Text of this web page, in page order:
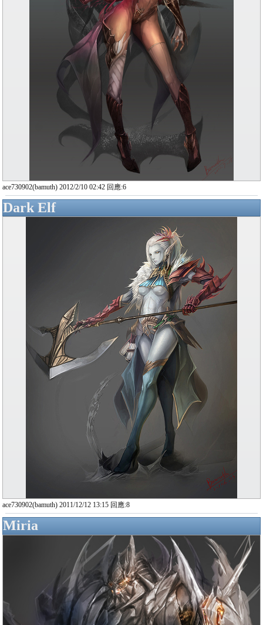
ace730902(bamuth) 2012/2/10 02:42 回應:6
Dark Elf
ace730902(bamuth) 2011/12/12 13:15 回應:8
Miria